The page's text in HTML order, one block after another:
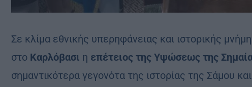
Σε κλίμα εθνικής υπερηφάνειας και ιστορικής
στο Καρλόβασι η επέτειος της Υψώσεως της
σημαντικότερα γεγονότα της ιστορίας της Σάμου